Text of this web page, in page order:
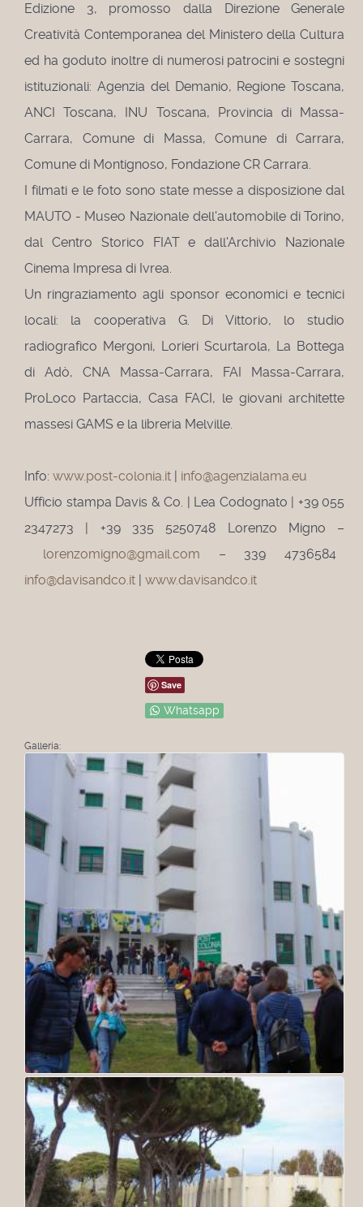
Edizione 3, promosso dalla Direzione Generale
Creatività Contemporanea del Ministero della Cultura
ed ha goduto inoltre di numerosi patrocini e sostegni
istituzionali: Agenzia del Demanio, Regione Toscana,
ANCI Toscana, INU Toscana, Provincia di Massa-
Carrara, Comune di Massa, Comune di Carrara,
Comune di Montignoso, Fondazione CR Carrara.
I filmati e le foto sono state messe a disposizione dal
MAUTO - Museo Nazionale dell'automobile di Torino,
dal Centro Storico FIAT e dall'Archivio Nazionale
Cinema Impresa di Ivrea.
Un ringraziamento agli sponsor economici e tecnici
locali: la cooperativa G. Di Vittorio, lo studio
radiografico Mergoni, Lorieri Scurtarola, La Bottega
di Adò, CNA Massa-Carrara, FAI Massa-Carrara,
ProLoco Partaccia, Casa FACI, le giovani architette
massesi GAMS e la libreria Melville.
Info: www.post-colonia.it
info@agenzialama.eu
Ufficio stampa Davis & Co. | Lea Codognato | +39 055
2347273 | +39 335 5250748 Lorenzo Migno –
lorenzomigno@gmail.com
– 339 4736584
info@davisandco.it
www.davisandco.it
Save
Whatsapp
Galleria: